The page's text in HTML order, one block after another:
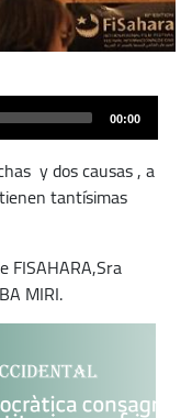
00:00
y dos causas , a
tantísimas
FISAHARA,Sra
MIRI.